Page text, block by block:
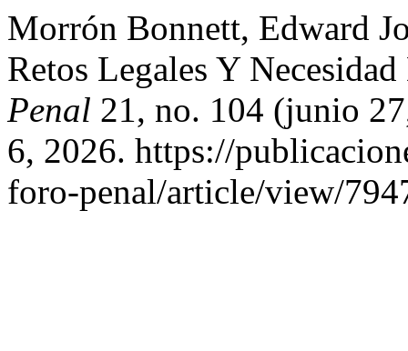
Morrón Bonnett, Edward
Retos Legales Y
Penal 21, no. 104 (junio
6, 2026. https://
foro-penal/article/view/